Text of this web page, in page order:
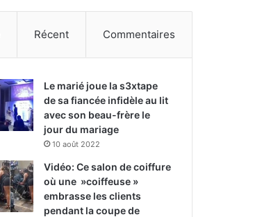
Récent Commentaires
Le marié joue la s3xtape
de sa fiancée infidèle au lit
avec son beau-frère le
jour du mariage
10 août 2022
Vidéo: Ce salon de coiffure
où une »coiffeuse »
embrasse les clients
pendant la coupe de